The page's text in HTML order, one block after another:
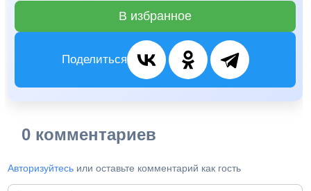
В избранное
Поделиться
0 комментариев
Авторизуйтесь или оставьте комментарий как гость